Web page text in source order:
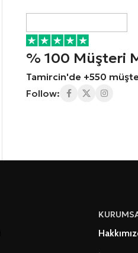
% 100 Müşteri
Tamircin'de +550
Follow: